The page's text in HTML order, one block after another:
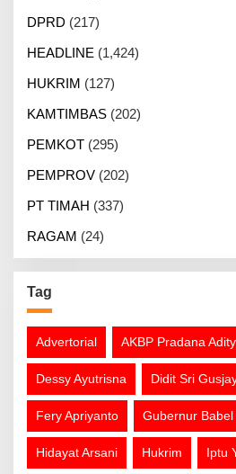
DPRD (217)
HEADLINE (1,424)
HUKRIM (127)
KAMTIMBAS (202)
PEMKOT (295)
PEMPROV (202)
PT TIMAH (337)
RAGAM (24)
Tag
Advertorial AKBP Pradana
Dessy Ayutrisna Didit Sri
Fery Apriyanto Gubernur Babel
Hidayat Arsani Hukrim Iptu